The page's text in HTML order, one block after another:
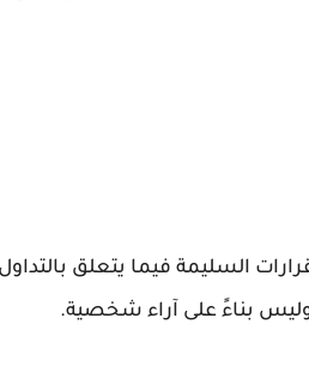
السليمة فيما يتعلق بالتداول
وليس بناءً على آراء شخصية.